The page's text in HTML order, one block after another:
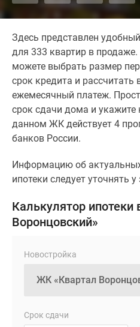
Здесь представлен
для 333 квартир в
можете выбрать размер
срок кредита и
ежемесячный платеж.
срок сдачи дома и укажите
данном ЖК действует 4
банков России.
Информацию об
ипотеки следует уточнять
Калькулятор
Воронцовский»
Новостройка
Срок сдачи